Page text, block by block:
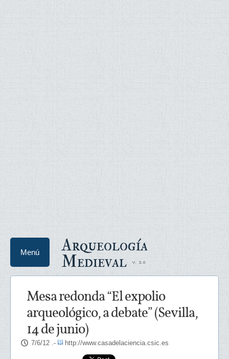
Arqueología
Medieval
Menú
Mesa redonda “El expolio
arqueológico, a debate” (Sevilla,
14 de junio)
7/6/12 .- http://www.casadelaciencia.csic.es